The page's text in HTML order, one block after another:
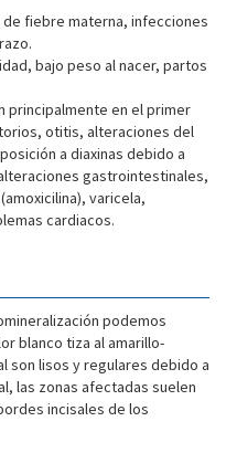
fiebre materna, infecciones
bajo peso al nacer, partos
principalmente en el primer
otitis, alteraciones del
a diaxinas debido a
gastrointestinales,
varicela,
cardiacos.
podemos
blanco tiza al amarillo-
son lisos y regulares debido a
las zonas afectadas suelen
incisales de los